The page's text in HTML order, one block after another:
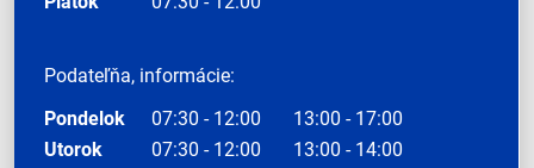
Podateľňa, informácie:
Pondelok
07:30 - 12:00
13:00 - 17:00
Utorok
07:30 - 12:00
13:00 - 14:00